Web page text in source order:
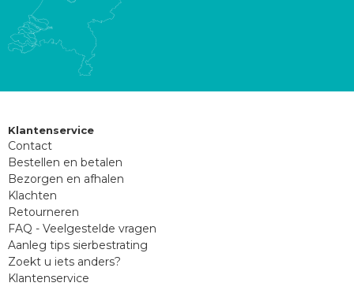
Klantenservice
Contact
Bestellen en betalen
Bezorgen en afhalen
Klachten
Retourneren
FAQ - Veelgestelde vragen
Aanleg tips sierbestrating
Zoekt u iets anders?
Klantenservice